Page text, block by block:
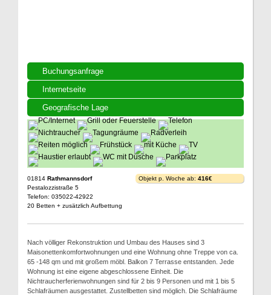
Buchungsanfrage
Internetseite
Geografische Lage
01814 Rathmannsdorf
Pestalozzistraße 5
Telefon: 035022-42922
20 Betten + zusätzlich Aufbettung
Objekt p. Woche ab: 416€
Nach völliger Rekonstruktion und Umbau des Hauses sind 3
Maisonettenkomfortwohnungen und eine Wohnung ohne Treppe von ca.
65 -148 qm und mit großem möbl. Balkon 7 Terrasse entstanden. Jede
Wohnung ist eine eigene abgeschlossene Einheit. Die
Nichtraucherferienwohnungen sind für 2 bis 9 Personen und mit 1 bis 5
Schlafräumen ausgestattet. Zustellbetten sind möglich. Die Schlafräume